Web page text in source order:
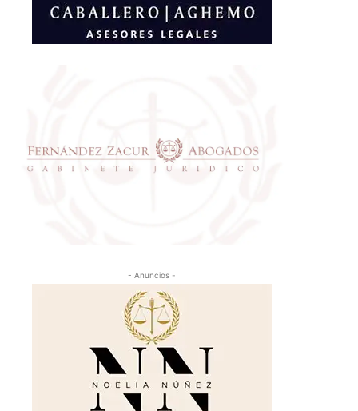
- Anuncios -